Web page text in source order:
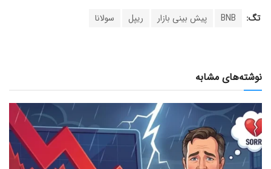
تگ: BNB پیش بینی بازار ریپل سولانا
نوشته‌های مشابه